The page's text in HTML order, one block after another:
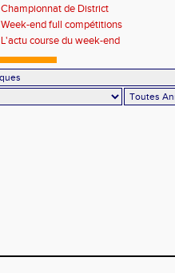
Championnat de District
Week-end full compétitions
L'actu course du week-end